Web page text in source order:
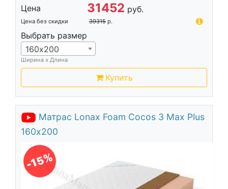
Цена 31452 руб.
Цена без скидки 39315 р.
Выбрать размер
160х200
Ширина х Длина
Купить
Матрас Lonax Foam Cocos 3 Max Plus
160х200
-15%